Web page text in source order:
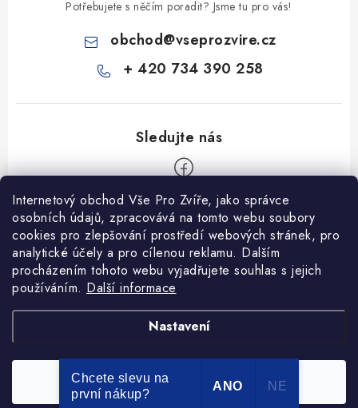
Internetový obchod Vše Pro Zvíře, jako správce
osobních údajů, zpracovává na tomto webu soubory
cookies pro zlepšování prostředí webových stránek, pro
analytické účely a pro cílenou reklamu. Dalším
procházením tohoto webu vyjadřujete souhlas s jejich
používáním. Další informace
Nastavení
Souhlasím
Potřebujete s něčím poradit? Jsme tu pro vás!
obchod@vseprozvire.cz
+ 420 734 390 258
Informace pro Vás
Ceník dopravy
Kontakty
Obchodní podmínky
Podmínky ochrany osobních údajů
Heuréka recenze
Vytvořil Shoptet Premium
Copyright 2026Vše Pro Zvíře . Všechna práva vyhrazena.
Chcete slevu na
první nákup?
ANO NE